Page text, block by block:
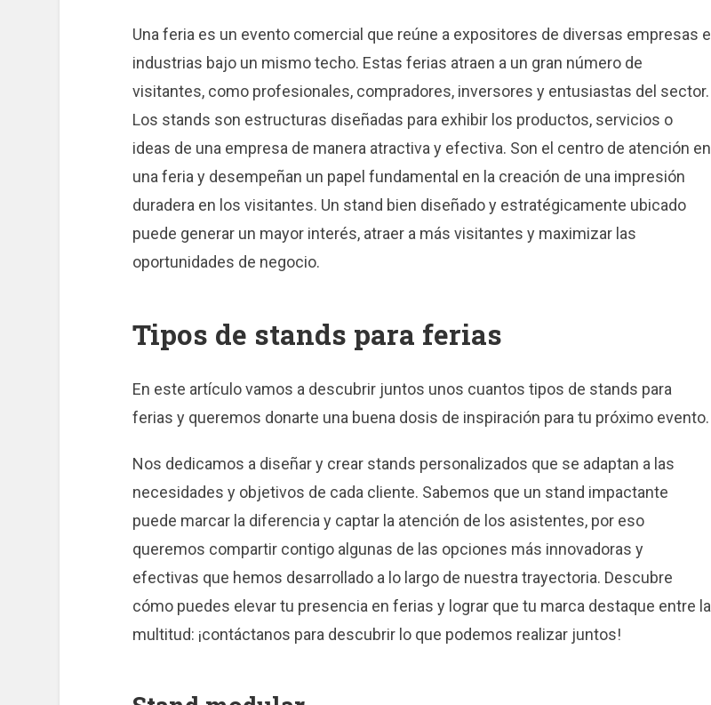
Una feria es un evento comercial que reúne a expositores de diversas empresas e
industrias bajo un mismo techo. Estas ferias atraen a un gran número de
visitantes, como profesionales, compradores, inversores y entusiastas del sector.
Los stands son estructuras diseñadas para exhibir los productos, servicios o
ideas de una empresa de manera atractiva y efectiva. Son el centro de atención en
una feria y desempeñan un papel fundamental en la creación de una impresión
duradera en los visitantes. Un stand bien diseñado y estratégicamente ubicado
puede generar un mayor interés, atraer a más visitantes y maximizar las
oportunidades de negocio.
Tipos de stands para ferias
En este artículo vamos a descubrir juntos unos cuantos tipos de stands para
ferias y queremos donarte una buena dosis de inspiración para tu próximo evento.
Nos dedicamos a diseñar y crear stands personalizados que se adaptan a las
necesidades y objetivos de cada cliente. Sabemos que un stand impactante
puede marcar la diferencia y captar la atención de los asistentes, por eso
queremos compartir contigo algunas de las opciones más innovadoras y
efectivas que hemos desarrollado a lo largo de nuestra trayectoria. Descubre
cómo puedes elevar tu presencia en ferias y lograr que tu marca destaque entre la
multitud: ¡contáctanos para descubrir lo que podemos realizar juntos!